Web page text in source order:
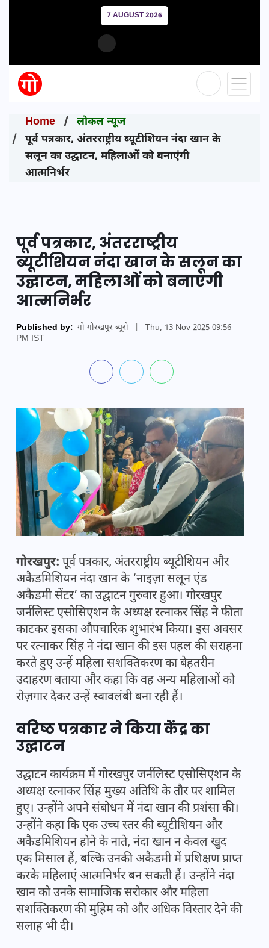
7 AUGUST 2026
Home
लोकल न्यूज
पूर्व पत्रकार, अंतरराष्ट्रीय ब्यूटीशियन नंदा खान के
सलून का उद्घाटन, महिलाओं को बनाएंगी
आत्मनिर्भर
पूर्व पत्रकार, अंतरराष्ट्रीय
ब्यूटीशियन नंदा खान के सलून का
उद्घाटन, महिलाओं को बनाएंगी
आत्मनिर्भर
Published by: गो गोरखपुर ब्यूरो
Thu, 13 Nov 2025 09:56
PM IST
गोरखपुर: पूर्व पत्रकार, अंतरराष्ट्रीय ब्यूटीशियन और
अकैडमिशियन नंदा खान के ‘नाइज़ा सलून एंड
अकैडमी सेंटर’ का उद्घाटन गुरुवार हुआ। गोरखपुर
जर्नलिस्ट एसोसिएशन के अध्यक्ष रत्नाकर सिंह ने फीता
काटकर इसका औपचारिक शुभारंभ किया। इस अवसर
पर रत्नाकर सिंह ने नंदा खान की इस पहल की सराहना
करते हुए उन्हें महिला सशक्तिकरण का बेहतरीन
उदाहरण बताया और कहा कि वह अन्य महिलाओं को
रोज़गार देकर उन्हें स्वावलंबी बना रही हैं।
वरिष्ठ पत्रकार ने किया केंद्र का
उद्घाटन
उद्घाटन कार्यक्रम में गोरखपुर जर्नलिस्ट एसोसिएशन के
अध्यक्ष रत्नाकर सिंह मुख्य अतिथि के तौर पर शामिल
हुए। उन्होंने अपने संबोधन में नंदा खान की प्रशंसा की।
उन्होंने कहा कि एक उच्च स्तर की ब्यूटीशियन और
अकैडमिशियन होने के नाते, नंदा खान न केवल खुद
एक मिसाल हैं, बल्कि उनकी अकैडमी में प्रशिक्षण प्राप्त
करके महिलाएं आत्मनिर्भर बन सकती हैं। उन्होंने नंदा
खान को उनके सामाजिक सरोकार और महिला
सशक्तिकरण की मुहिम को और अधिक विस्तार देने की
सलाह भी दी।